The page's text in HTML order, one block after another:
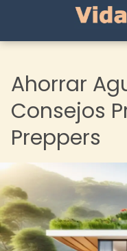
Ahorrar
Consejos
Preppers